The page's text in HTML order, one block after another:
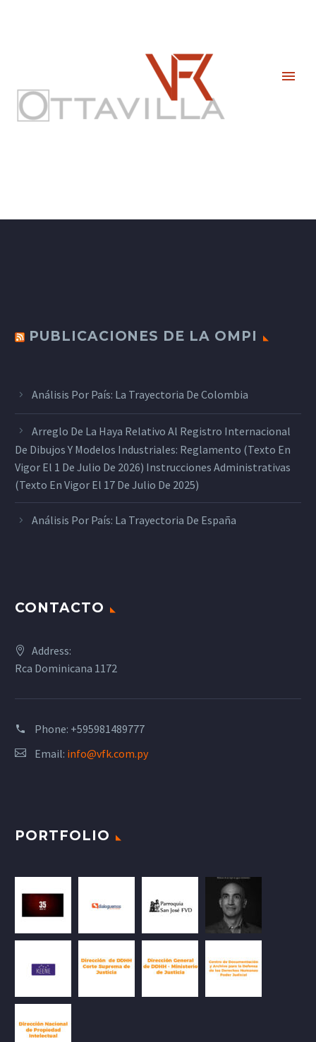
PUBLICACIONES DE LA OMPI
Análisis Por País: La Trayectoria De Colombia
Arreglo De La Haya Relativo Al Registro Internacional
De Dibujos Y Modelos Industriales: Reglamento (texto En
Vigor El 1 De Julio De 2026) Instrucciones Administrativas
(texto En Vigor El 17 De Julio De 2025)
Análisis Por País: La Trayectoria De España
CONTACTO
Address:
Rca Dominicana 1172
Phone: +595981489777
Email: info@vfk.com.py
PORTFOLIO